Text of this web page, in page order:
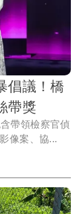
議！橋
帶獎
帶領檢察官偵
像案、協...